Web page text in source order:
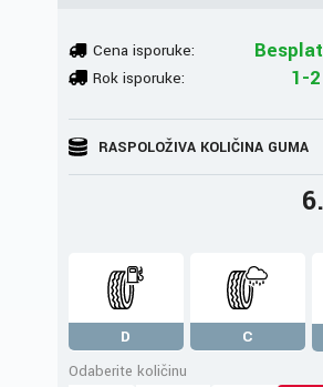
Cena isporuke:
Rok isporuke: 1-
RASPOLOŽIVA KOLIČINA GUMA
D C
Odaberite količinu